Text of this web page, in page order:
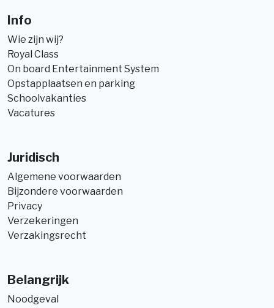
Info
Wie zijn wij?
Royal Class
On board Entertainment System
Opstapplaatsen en parking
Schoolvakanties
Vacatures
Juridisch
Algemene voorwaarden
Bijzondere voorwaarden
Privacy
Verzekeringen
Verzakingsrecht
Belangrijk
Noodgeval